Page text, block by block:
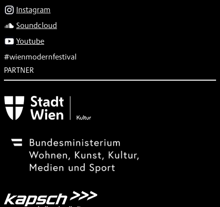
Instagram
Soundcloud
Youtube
#wienmodernfestival
PARTNER
Subventionsgeber